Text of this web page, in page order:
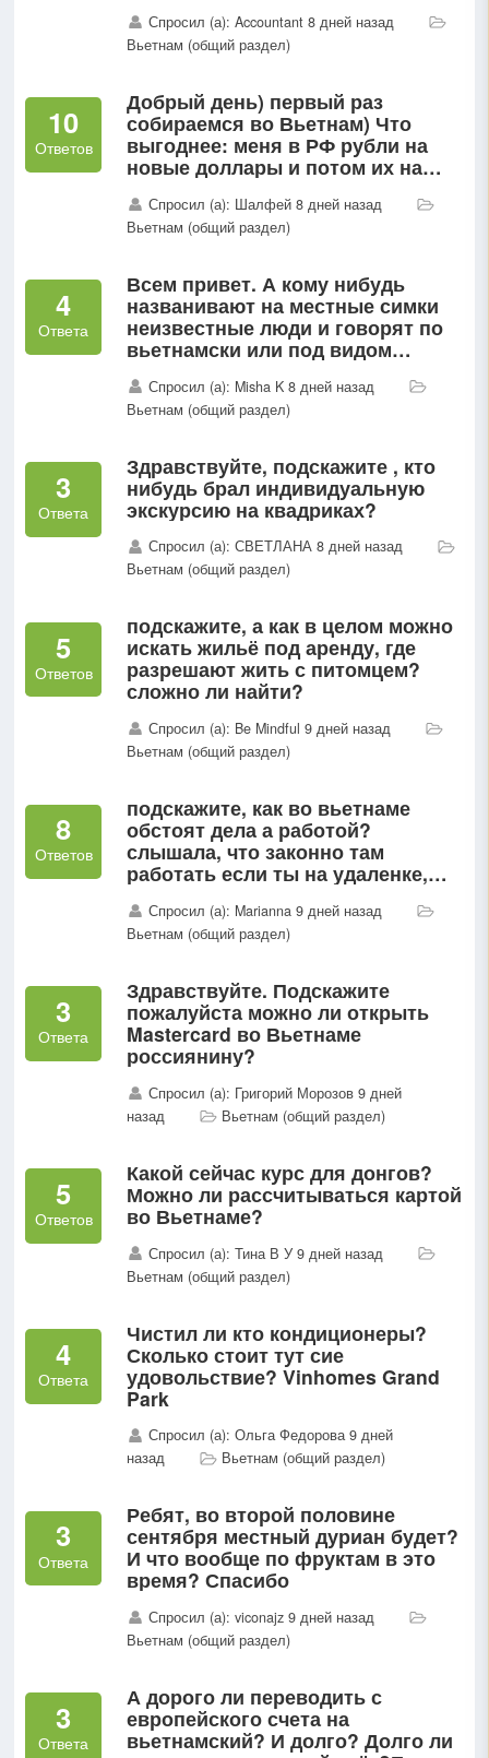
зарегистрировать ребёнка на
госуслугах и получали ли
Спросил (а): Accountant 8 дней назад
Вьетнам (общий раздел)
10
Ответов
Добрый день) первый раз
собираемся во Вьетнам) Что
выгоднее: меня в РФ рубли на
новые доллары и потом их на
рублями ра карте и снимать там в
банкоматах?
Спросил (а): Шалфей 8 дней назад
Вьетнам (общий раздел)
4
Ответа
Всем привет. А кому нибудь
названивают на местные симки
неизвестные люди и говорят по
вьетнамски или под видом
Вчера ходили разбирались
говорят мошенники...
Спросил (а): Misha K 8 дней назад
Вьетнам (общий раздел)
3
Ответа
Здравствуйте, подскажите , кто
нибудь брал индивидуальную
экскурсию на квадриках?
Спросил (а): СВЕТЛАНА 8 дней назад
Вьетнам (общий раздел)
5
Ответов
подскажите, а как в целом можно
искать жильё под аренду, где
разрешают жить с питомцем?
сложно ли найти?
Спросил (а): Be Mindful 9 дней назад
Вьетнам (общий раздел)
8
Ответов
подскажите, как во вьетнаме
обстоят дела а работой?
слышала, что законно там
работать если ты на удаленке,
устроился во вьетнамскую
компаниюа как обстоят дела с
Спросил (а): Marianna 9 дней назад
Вьетнам (общий раздел)
3
Ответа
Здравствуйте. Подскажите
пожалуйста можно ли открыть
Mastercard во Вьетнаме
россиянину?
Спросил (а): Григорий Морозов 9 дней
назад
Вьетнам (общий раздел)
5
Ответов
Какой сейчас курс для донгов?
Можно ли рассчитываться картой
во Вьетнаме?
Спросил (а): Тина В У 9 дней назад
Вьетнам (общий раздел)
4
Ответа
Чистил ли кто кондиционеры?
Сколько стоит тут сие
удовольствие? Vinhomes Grand
Park
Спросил (а): Ольга Федорова 9 дней
назад
Вьетнам (общий раздел)
3
Ответа
Ребят, во второй половине
сентября местный дуриан будет?
И что вообще по фруктам в это
время? Спасибо
Спросил (а): viconajz 9 дней назад
Вьетнам (общий раздел)
3
Ответа
А дорого ли переводить с
европейского счета на
вьетнамский? И долго? Долго ли